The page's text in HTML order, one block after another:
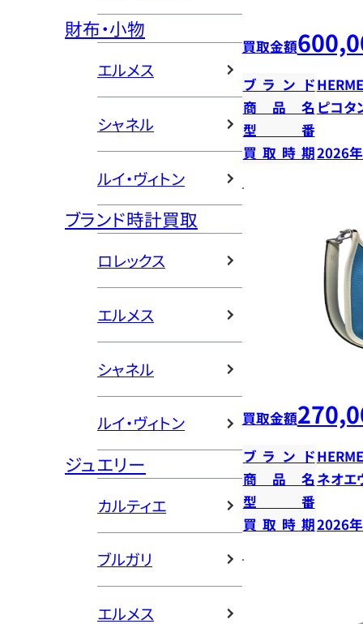
財布・小物
エルメス
シャネル
ルイ・ヴィトン
ブランド時計買取
ロレックス
エルメス
シャネル
ルイ・ヴィトン
ジュエリー
カルティエ
ブルガリ
エルメス
買取金額
ブランド
商品名 ピコタ
型番
買取時期2026
買取金額
ブランド
商品名 ネオエ
型番
買取時期2026